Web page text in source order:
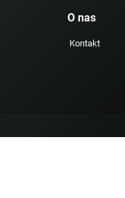
O nas
Kontakt